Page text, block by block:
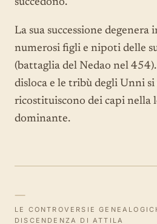
succedono.
La sua successione
numerosi figli e nipoti delle
(battaglia del Nedao nel
disloca e le tribù degli Unni si
ricostituiscono dei capi nella
dominante.
—
LE CONTROVERSIE
DISCENDENZA DI ATTILA